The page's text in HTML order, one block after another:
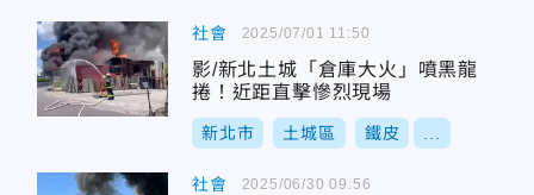
社會
影/新北土城「倉庫大火」噴黑龍
捲！近距直擊慘烈現場
新北市 土城區 鐵皮
2025/07/01 11:50
社會 2025/06/30 09:56